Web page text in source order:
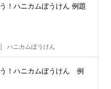
！ハニカムぼうけん 例題
ハニカムぼうけん
！ハニカムぼうけん 例